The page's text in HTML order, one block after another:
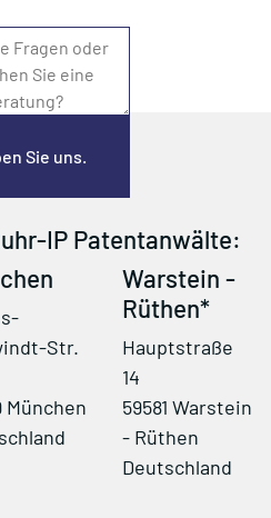
Sie uns.
IP Patentanwälte:
Str.
München
Warstein -
Rüthen*
Hauptstraße
14
59581 Warstein
- Rüthen
Deutschland